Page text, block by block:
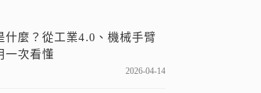
什麼？從工業4.0、機械手臂
一次看懂
2026-04-14